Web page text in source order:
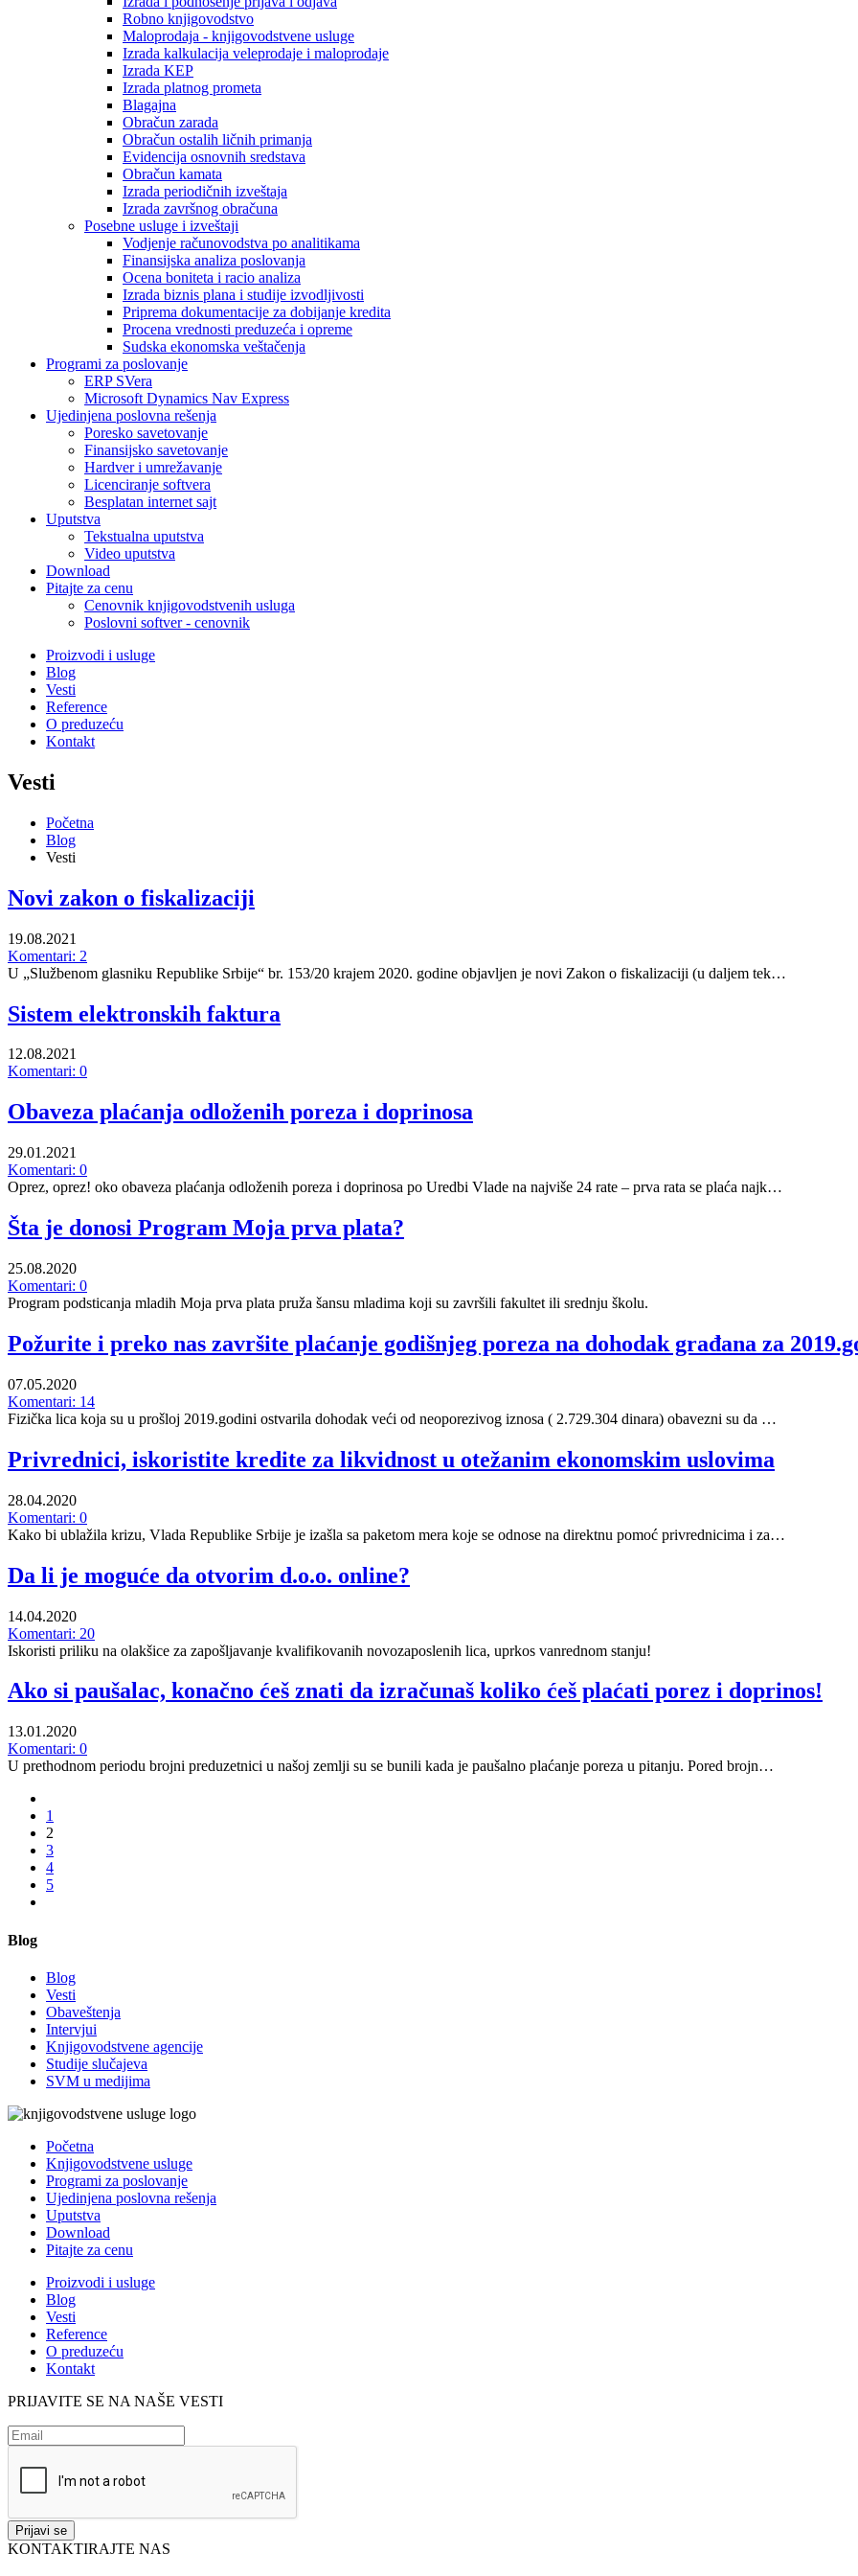
Robno knjigovodstvo
Maloprodaja - knjigovodstvene usluge
Izrada kalkulacija veleprodaje i maloprodaje
Izrada KEP
Izrada platnog prometa
Blagajna
Obračun zarada
Obračun ostalih ličnih primanja
Evidencija osnovnih sredstava
Obračun kamata
Izrada periodičnih izveštaja
Izrada završnog obračuna
Posebne usluge i izveštaji
Vodjenje računovodstva po analitikama
Finansijska analiza poslovanja
Ocena boniteta i racio analiza
Izrada biznis plana i studije izvodljivosti
Priprema dokumentacije za dobijanje kredita
Procena vrednosti preduzeća i opreme
Sudska ekonomska veštačenja
Programi za poslovanje
ERP SVera
Microsoft Dynamics Nav Express
Ujedinjena poslovna rešenja
Poresko savetovanje
Finansijsko savetovanje
Hardver i umrežavanje
Licenciranje softvera
Besplatan internet sajt
Uputstva
Tekstualna uputstva
Video uputstva
Download
Pitajte za cenu
Cenovnik knjigovodstvenih usluga
Poslovni softver - cenovnik
Proizvodi i usluge
Blog
Vesti
Reference
O preduzeću
Kontakt
Vesti
Početna
Blog
Vesti
Novi zakon o fiskalizaciji
19.08.2021
Komentari: 2
U „Službenom glasniku Republike Srbije“ br. 153/20 krajem 2020. godine objavljen je novi Zakon o fiskalizaciji (u daljem tek…
Sistem elektronskih faktura
12.08.2021
Komentari: 0
Obaveza plaćanja odloženih poreza i doprinosa
29.01.2021
Komentari: 0
Oprez, oprez! oko obaveza plaćanja odloženih poreza i doprinosa po Uredbi Vlade na najviše 24 rate – prva rata se plaća najk…
Šta je donosi Program Moja prva plata?
25.08.2020
Komentari: 0
Program podsticanja mladih Moja prva plata pruža šansu mladima koji su završili fakultet ili srednju školu.
Požurite i preko nas završite plaćanje godišnjeg poreza na dohodak građana za
07.05.2020
Komentari: 14
Fizička lica koja su u prošloj 2019.godini ostvarila dohodak veći od neoporezivog iznosa ( 2.729.304 dinara) obavezni su da …
Privrednici, iskoristite kredite za likvidnost u otežanim ekonomskim uslovima
28.04.2020
Komentari: 0
Kako bi ublažila krizu, Vlada Republike Srbije je izašla sa paketom mera koje se odnose na direktnu pomoć privrednicima i za…
Da li je moguće da otvorim d.o.o. online?
14.04.2020
Komentari: 20
Iskoristi priliku na olakšice za zapošljavanje kvalifikovanih novozaposlenih lica, uprkos vanrednom stanju!
Ako si paušalac, konačno ćeš znati da izračunaš koliko ćeš plaćati porez i doprinos!
13.01.2020
Komentari: 0
U prethodnom periodu brojni preduzetnici u našoj zemlji su se bunili kada je paušalno plaćanje poreza u pitanju. Pored brojn…
1
2
3
4
5
Blog
Blog
Vesti
Obaveštenja
Intervjui
Knjigovodstvene agencije
Studije slučajeva
SVM u medijima
Početna
Knjigovodstvene usluge
Programi za poslovanje
Ujedinjena poslovna rešenja
Uputstva
Download
Pitajte za cenu
Proizvodi i usluge
Blog
Vesti
Reference
O preduzeću
Kontakt
PRIJAVITE SE NA NAŠE VESTI
KONTAKTIRAJTE NAS